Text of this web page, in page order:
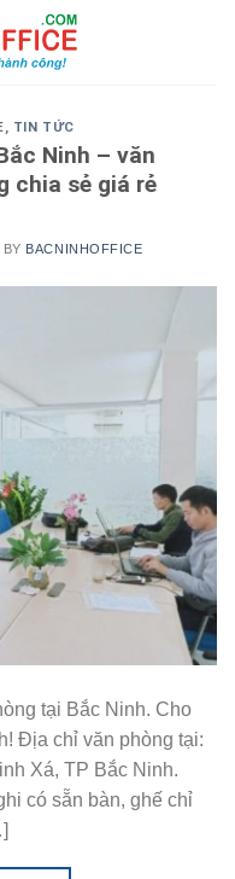
, TIN TỨC
Ninh – văn
chia sẻ giá rẻ
BY BACNINHOFFICE
tại Bắc Ninh. Cho
Địa chỉ văn phòng tại:
Xá, TP Bắc Ninh.
có sẵn bàn, ghế chỉ